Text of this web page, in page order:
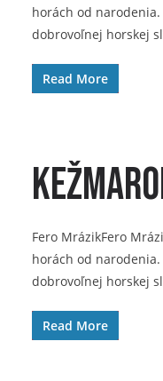
horách od
dobrovoľnej horskej
Read More
Fero MrázikFero
horách od
dobrovoľnej horskej
Read More